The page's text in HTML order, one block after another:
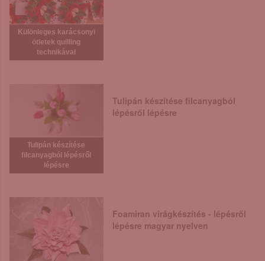
Különleges karácsonyi
ötletek quilling
technikával
Tulipán készítése
filcanyagból lépésről
lépésre
Tulipán készítése filcanyagból
lépésről lépésre
Foamiran virágkészítés - lépésről
lépésre magyar nyelven